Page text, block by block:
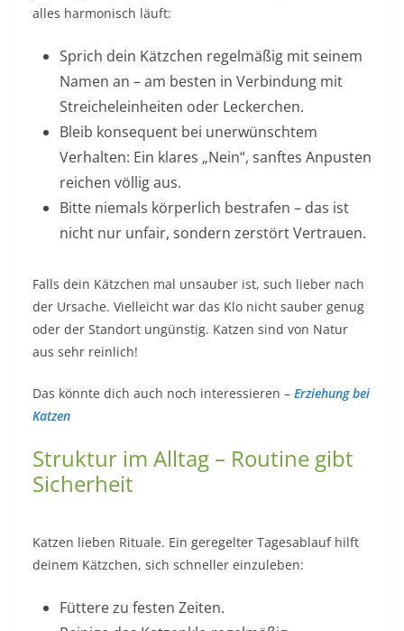
alles harmonisch läuft:
Sprich dein Kätzchen regelmäßig mit seinem
Namen an – am besten in Verbindung mit
Streicheleinheiten oder Leckerchen.
Bleib konsequent bei unerwünschtem
Verhalten: Ein klares „Nein“, sanftes Anpusten
reichen völlig aus.
Bitte niemals körperlich bestrafen – das ist
nicht nur unfair, sondern zerstört Vertrauen.
Falls dein Kätzchen mal unsauber ist, such lieber nach
der Ursache. Vielleicht war das Klo nicht sauber genug
oder der Standort ungünstig. Katzen sind von Natur
aus sehr reinlich!
Das könnte dich auch noch interessieren – Erziehung bei
Katzen
Struktur im Alltag – Routine gibt
Sicherheit
Katzen lieben Rituale. Ein geregelter Tagesablauf hilft
deinem Kätzchen, sich schneller einzuleben:
Füttere zu festen Zeiten.